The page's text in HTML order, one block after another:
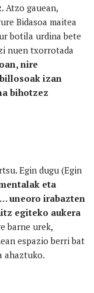
Atzo gauean,
Bidasoa maitea
botila urdina bete
nuen txorrotada
nire
izan
bihotzez
Egin dugu (Egin
eta
uneoro irabazten
egiteko aukera
barne urek,
espazio berri bat
ahaztuko.